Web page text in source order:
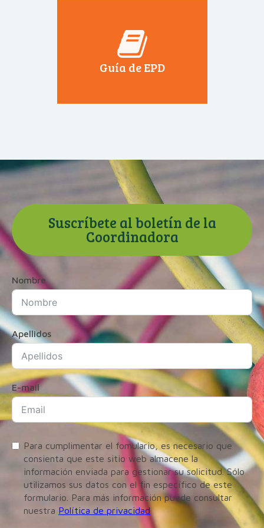
Guía de EPD
Suscríbete al boletín de la
Coordinadora
Nombre
Apellidos
E-mail
Para cumplimentar el fomulario, es necesario que
consienta que este sitio web almacene la
información enviada para gestionar su solicitud. Sólo
utilizamos sus datos con el fin específico de este
formulario. Para más información puede consultar
nuestra Política de privacidad